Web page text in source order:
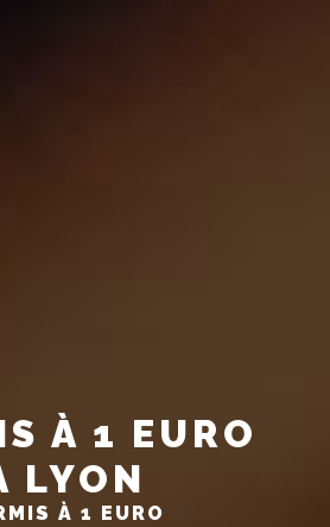
À 1 EURO
LYON
À 1 EURO